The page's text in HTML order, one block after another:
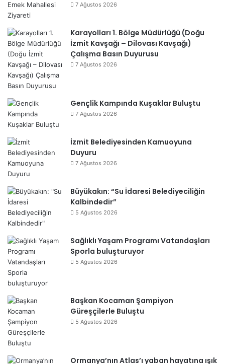
7 Ağustos 2026
Karayolları 1. Bölge Müdürlüğü (Doğu
İzmit Kavşağı – Dilovası Kavşağı)
Çalışma Basın Duyurusu
7 Ağustos 2026
Gençlik Kampında Kuşaklar Buluştu
7 Ağustos 2026
İzmit Belediyesinden Kamuoyuna
Duyuru
7 Ağustos 2026
Büyükakın: “Su İdaresi Belediyeciliğin
Kalbindedir”
5 Ağustos 2026
Sağlıklı Yaşam Programı Vatandaşları
Sporla buluşturuyor
5 Ağustos 2026
Başkan Kocaman Şampiyon
Güreşçilerle Buluştu
5 Ağustos 2026
Ormanya’nın Atlas’ı yaban hayatına ışık